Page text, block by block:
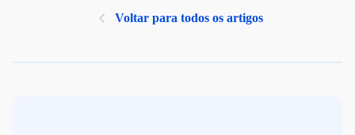
Voltar para todos os artigos